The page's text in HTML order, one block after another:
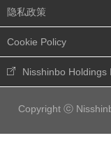
隐私政策
Cookie Policy
Nisshinbo Holdings
Copyright ⓒ